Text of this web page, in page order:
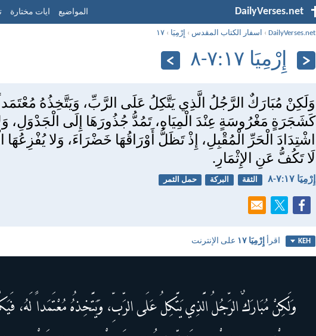
DailyVerses.net المواضيع ايات مختارة
DailyVerses.net
› اسفار الكتاب المقدس › إِرْمِيَا ›١٧
إِرْمِيَا ١٧:‏٧-‏٨
وَلَكِنْ مُبَارَكٌ الرَّجُلُ الَّذِي يَتَّكِلُ عَلَى الرَّبِّ، وَيَتَّخِذُهُ
كَشَجَرَةٍ مَغْرُوسَةٍ عِنْدَ الْمِيَاهِ، تَمُدُّ جُذُورَهَا إِلَى الْجَدْوَلِ،
اشْتِدَادَ الْحَرِّ الْمُقْبِلِ، إِذْ تَظَلُّ أَوْرَاقُهَا خَضْرَاءَ، وَلا يُفْزِعُهَا
لَا تَكُفُّ عَنِ الإِثْمَارِ.
إِرْمِيَا ١٧:‏٧-‏٨ الثقة البركة حمل الثمر
KEH اقرأ إِرْمِيَا ١٧ على الإنترنت